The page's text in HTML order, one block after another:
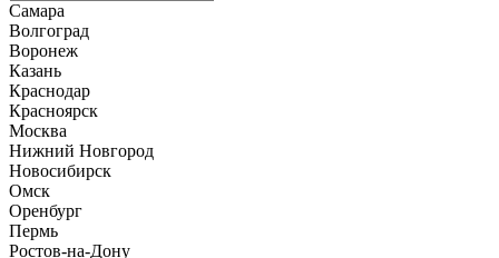
Самара
Волгоград
Воронеж
Казань
Краснодар
Красноярск
Москва
Нижний Новгород
Новосибирск
Омск
Оренбург
Пермь
Ростов-на-Дону